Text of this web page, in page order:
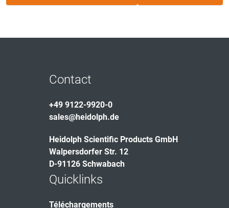
Contact
+49 9122-9920-0
sales@heidolph.de
Heidolph Scientific Products GmbH
Walpersdorfer Str. 12
D-91126 Schwabach
Quicklinks
Téléchargements